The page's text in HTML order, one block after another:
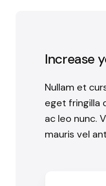
Increase
Nullam et
eget fringilla
ac leo nunc.
mauris vel